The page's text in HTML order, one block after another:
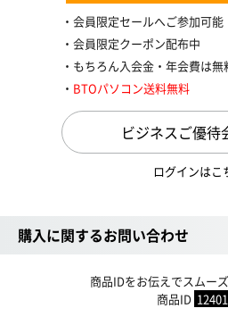
会員限定セールへご参加可能
会員限定クーポン配布中
もちろん入会金・年会費は無
BTOパソコン送料無料
ビジネスご優待
ログインはこ
購入に関するお問い合わせ
商品IDをお伝えでスムー
商品ID